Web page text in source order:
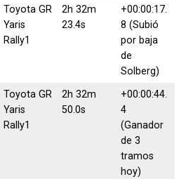
Toyota GR
Yaris
Rally1
2h 32m
23.4s
+00:00:17.
8 (Subió
por baja
de
Solberg)
Toyota GR
Yaris
Rally1
2h 32m
50.0s
+00:00:44.
4
(Ganador
de 3
tramos
hoy)